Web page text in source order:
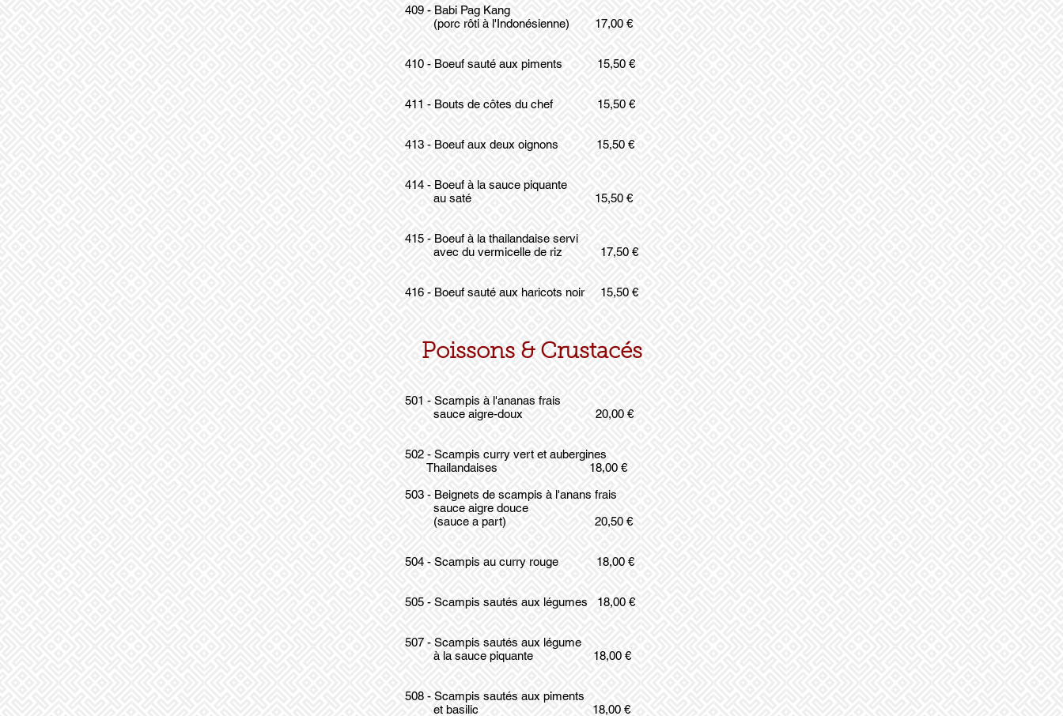
409 - Babi Pag Kang
(porc rôti à l'Indonésienne) 17,00 €
410 - Boeuf sauté aux piments 15,50 €
411 - Bouts de côtes du chef 15,50 €
413 - Boeuf aux deux oignons 15,50 €
414 - Boeuf à la sauce piquante
au saté 15,50 €
415 - Boeuf à la thailandaise servi
avec du vermicelle de riz 17,50 €
416 - Boeuf sauté aux haricots noir 15,50 €
Poissons & Crustacés
501 - Scampis à l'ananas frais
sauce aigre-doux 20,00 €
502 - Scampis curry vert et aubergines
Thailandaises 18,00 €
503 - Beignets de scampis à l'anans frais
sauce aigre douce
(sauce a part) 20,50 €
504 - Scampis au curry rouge 18,00 €
505 - Scampis sautés aux légumes 18,00 €
507 - Scampis sautés aux légume
à la sauce piquante 18,00 €
508 - Scampis sautés aux piments
et basilic 18,00 €